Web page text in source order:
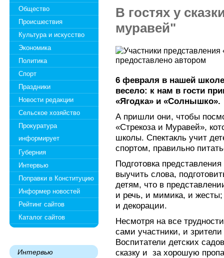
Общество
Происшествия
Культура и искусство
Экономика
Политика
Спорт
Праздники
Новости редакции
Сельское хозяйство
Прокуратура
информирует
Губерния
Интервью
Поправки в Конституцию
Информер новостей
Рейтинг сайтов
Каталог сайтов
Интервью
В гостях у
муравей"
6 февраля в нашей
весело: к нам в гости
«Ягодка» и «Солнышко».
А пришли они, чтобы
«Стрекоза и Муравей»,
школы. Спектакль учит
спортом, правильно
Подготовка
выучить слова,
детям, что в
и речь, и мимика, и
и декорации.
Несмотря на все
сами участники, и
Воспитатели детских
сказку и за хорошую